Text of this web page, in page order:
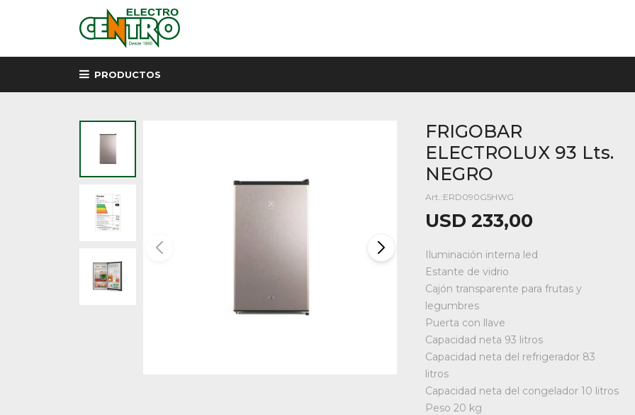
PRODUCTOS
FRIGOBAR
ELECTROLUX 93 Lts.
NEGRO
ERD090G5HWG
USD 233,00
Iluminación interna led
Estante de vidrio
Cajón transparente para frutas y
legumbres
Puerta con llave
Capacidad neta 93 litros
Capacidad neta del refrigerador 83
litros
Capacidad neta del congelador 10 litros
Peso 20 kg